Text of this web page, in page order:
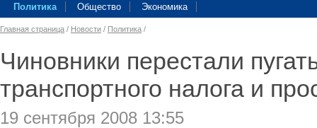
Политика Общество Экономика
Главная страница / Новости / Политика /
Чиновники перестали
транспортного налога и
19 сентября 2008 13:55